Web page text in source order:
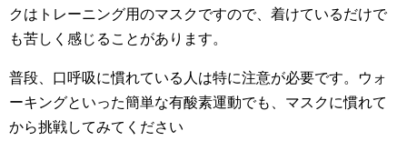
クはトレーニング用のマスクですので、着けているだけで
も苦しく感じることがあります。
普段、口呼吸に慣れている人は特に注意が必要です。ウォ
ーキングといった簡単な有酸素運動でも、マスクに慣れて
から挑戦してみてください